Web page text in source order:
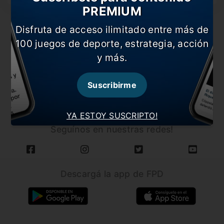
CARGAR MÁS NOTICIAS
Seguínos en nuestras redes!
YA ESTOY SUSCRIPTO!
PREMIUM
Disfruta de acceso ilimitado entre más de
100 juegos de deporte, estrategia, acción
y más.
Suscribirme